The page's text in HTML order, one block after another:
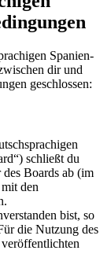
Spanien-
dir und
geschlossen:
schließt du
Boards ab (im
den
bist, so
die Nutzung des